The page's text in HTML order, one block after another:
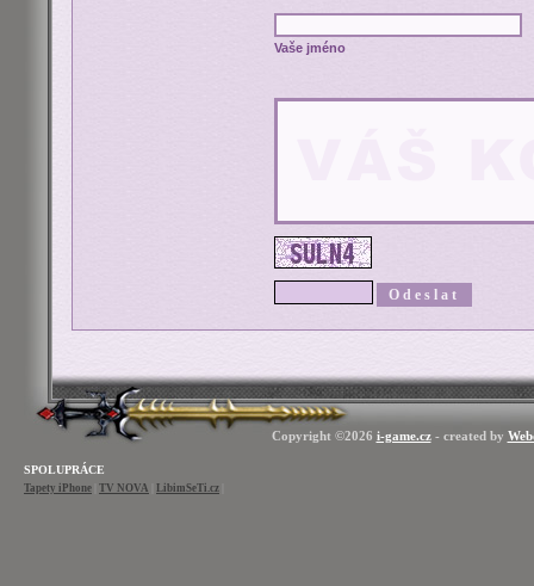
Vaše jméno
Copyright ©2026 i-game.cz- created by
SPOLUPRÁCE
Tapety iPhone TV NOVA LibimSeTi.cz